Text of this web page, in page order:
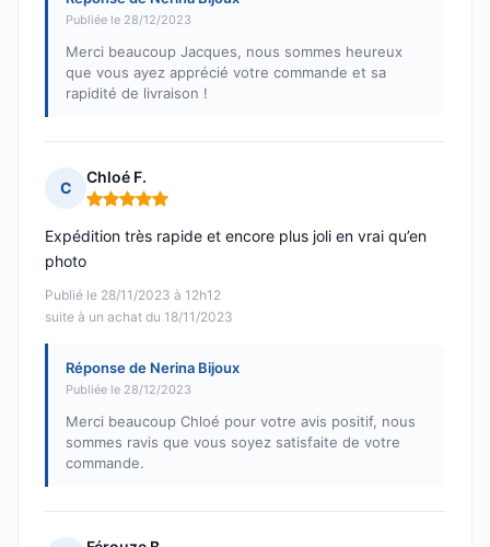
Publiée le 28/12/2023
Merci beaucoup Jacques, nous sommes heureux
que vous ayez apprécié votre commande et sa
rapidité de livraison !
C
Chloé F.
Note : 5 sur 5
Publié le 28/11/2023 à 12h12
suite à un achat du 18/11/2023
Expédition très rapide et encore plus joli en vrai qu’en
photo
Réponse de Nerina Bijoux
Publiée le 28/12/2023
Merci beaucoup Chloé pour votre avis positif, nous
sommes ravis que vous soyez satisfaite de votre
commande.